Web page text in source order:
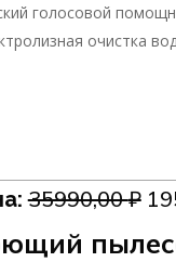
голосовой
очистка
35990,00₽